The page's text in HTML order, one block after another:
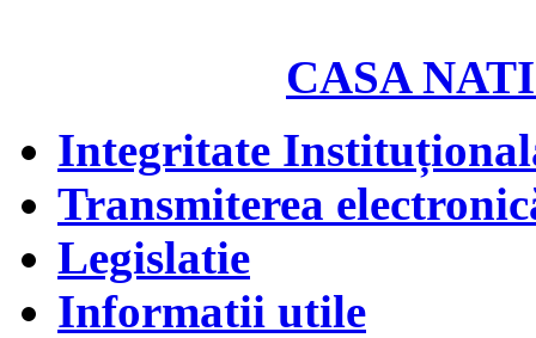
CASA
Integritate
Transmiterea
Legislatie
Informatii utile